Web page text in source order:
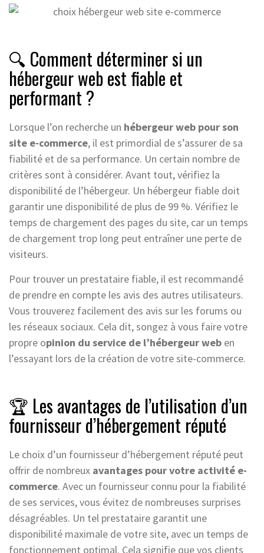
🔍 Comment déterminer si un
hébergeur web est fiable et
performant ?
Lorsque l’on recherche un hébergeur web pour son
site e-commerce, il est primordial de s’assurer de sa
fiabilité et de sa performance. Un certain nombre de
critères sont à considérer. Avant tout, vérifiez la
disponibilité de l’hébergeur. Un hébergeur fiable doit
garantir une disponibilité de plus de 99 %. Vérifiez le
temps de chargement des pages du site, car un temps
de chargement trop long peut entraîner une perte de
visiteurs.
Pour trouver un prestataire fiable, il est recommandé
de prendre en compte les avis des autres utilisateurs.
Vous trouverez facilement des avis sur les forums ou
les réseaux sociaux. Cela dit, songez à vous faire votre
propre opinion du service de l’hébergeur web en
l’essayant lors de la création de votre site-commerce.
🏆 Les avantages de l’utilisation d’un
fournisseur d’hébergement réputé
Le choix d’un fournisseur d’hébergement réputé peut
offrir de nombreux avantages pour votre activité e-
commerce. Avec un fournisseur connu pour la fiabilité
de ses services, vous évitez de nombreuses surprises
désagréables. Un tel prestataire garantit une
disponibilité maximale de votre site, avec un temps de
fonctionnement optimal. Cela signifie que vos clients